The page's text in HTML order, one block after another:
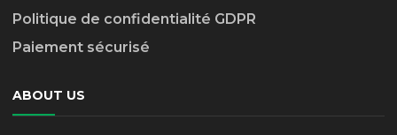
Politique de confidentialité GDPR
Paiement sécurisé
ABOUT US